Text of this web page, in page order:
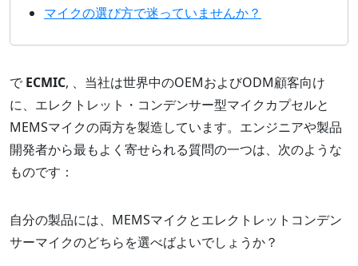
マイクの選び方で迷っていませんか？
で ECMIC, 、当社は世界中のOEMおよびODM顧客向け
に、エレクトレット・コンデンサー型マイクカプセルと
MEMSマイクの両方を製造しています。エンジニアや製品
開発者から最もよく寄せられる質問の一つは、次のような
ものです：
自分の製品には、MEMSマイクとエレクトレットコンデン
サーマイクのどちらを選べばよいでしょうか？